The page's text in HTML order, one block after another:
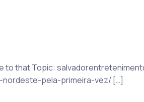
to that Topic:
pela-primeira-vez/ […]